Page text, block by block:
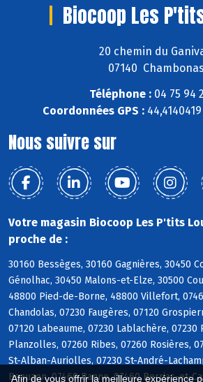
Afin de vous offrir la meilleure expérience
Biocoop Les
20 chemin du
07140 Chambonas
Téléphone :04 75 94
Coordonnées GPS :44,4140419
Nous suivre sur
Votre magasin Biocoop Les P'tits
proche de :
30160 Bessèges, 30160 Gagnières, 30450
Génolhac, 30450 Malons-et-Elze, 30500
48800 Pied-de-Borne, 48800 Villefort,
Chandolas, 07230 Faugères, 07120
07120 Labeaume, 07230 Lablachère, 07230
Planzolles, 07260 Ribes, 07260 Rosières,
St-Alban-Auriolles, 07230 St-André-
Beauzon, 07460 Banne, 07460 Berrias-et-